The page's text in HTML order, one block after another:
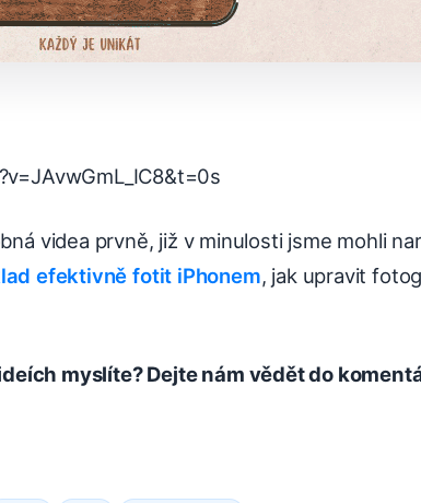
videa prvně, již v minulosti jsme mohli
efektivně fotit iPhonem, jak upravit
myslíte? Dejte nám vědět do